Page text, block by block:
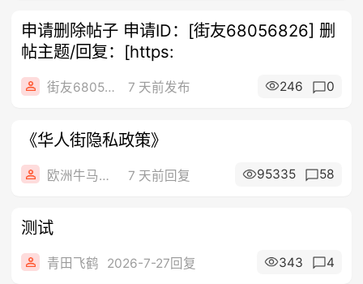
申请删除帖子 申请ID：[街友68056826] 删
帖主题/回复：[https:
街友68056826 7 天前发布 246 0
《华人街隐私政策》
欧洲牛马生活 7 天前回复 95335 58
测试
青田飞鹤 2026-7-27回复 343 4